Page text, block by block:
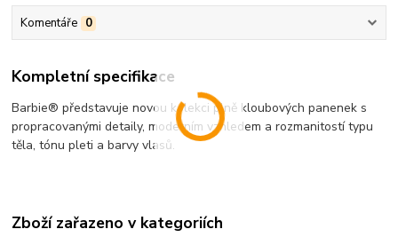
Komentáře 0
Kompletní specifikace
Barbie® představuje novou kolekci plně kloubových panenek s
propracovanými detaily, moderním vzhledem a rozmanitostí typu
těla, tónu pleti a barvy vlasů.
Zboží zařazeno v kategoriích